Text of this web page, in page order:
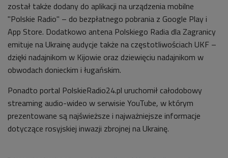
został także dodany do aplikacji na urządzenia mobilne
"Polskie Radio" – do bezpłatnego pobrania z Google Play i
App Store. Dodatkowo antena Polskiego Radia dla Zagranicy
emituje na Ukrainę audycje także na częstotliwościach UKF –
dzięki nadajnikom w Kijowie oraz dziewięciu nadajnikom w
obwodach donieckim i ługańskim.
Ponadto portal PolskieRadio24.pl uruchomił całodobowy
streaming audio-wideo w serwisie YouTube, w którym
prezentowane są najświeższe i najważniejsze informacje
dotyczące rosyjskiej inwazji zbrojnej na Ukrainę.